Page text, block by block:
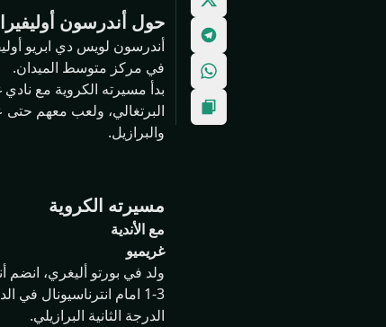
حول أندرسون أوليفيرا
في مركز متوسط الميدان.
والبرازيل.
مسيرته الكروية
مع الأندية
غريميو
الدرجة الثانية البرازيلي.